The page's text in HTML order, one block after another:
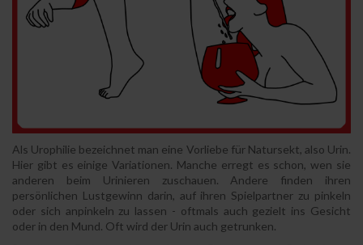
Als Urophilie bezeichnet man eine Vorliebe für Natursekt, also Urin.
Hier gibt es einige Variationen. Manche erregt es schon, wen sie
anderen beim Urinieren zuschauen. Andere finden ihren
persönlichen Lustgewinn darin, auf ihren Spielpartner zu pinkeln
oder sich anpinkeln zu lassen - oftmals auch gezielt ins Gesicht
oder in den Mund. Oft wird der Urin auch getrunken.